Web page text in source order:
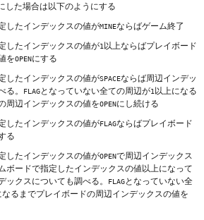
した場合は以下のようにする
したインデックスの値がMINEならばゲーム終了
したインデックスの値が1 以上ならばプレイボード
をOPENにする
したインデックスの値がSPACEならば周辺インデッ
る。
FLAGとなっていない全ての周辺が1 以上になる
周辺インデックスの値をOPENにし続ける
したインデックスの値がFLAGならばプレイボード
る
したインデックスの値がOPENで周辺インデックス
ボードで指定したインデックスの値以上になって
ックスについても調べる。
FLAGとなっていない全
なるまでプレイボードの周辺インデックスの値を